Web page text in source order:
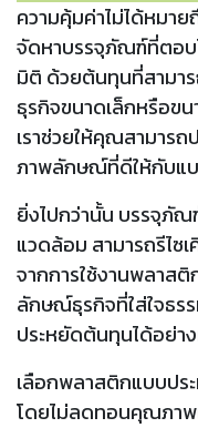
ความคุ้มค่าไม่ได้หมา
จัดหาบรรจุภัณฑ์ที่ตอบ
มิติ ด้วยต้นทุนที่สามาร
ธุรกิจขนาดเล็กหรือข
เราช่วยให้คุณสามาร
ภาพลักษณ์ที่ดีให้กับแ
ยิ่งไปกว่านั้น บรรจุภั
แวดล้อม สามารถรีไซ
จากการใช้งานพลาสติ
ลักษณ์ธุรกิจที่ใส่ใจธร
ประหยัดต้นทุนได้อย่า
เลือกพลาสติกแบบป
โดยไม่ลดทอนคุณภา